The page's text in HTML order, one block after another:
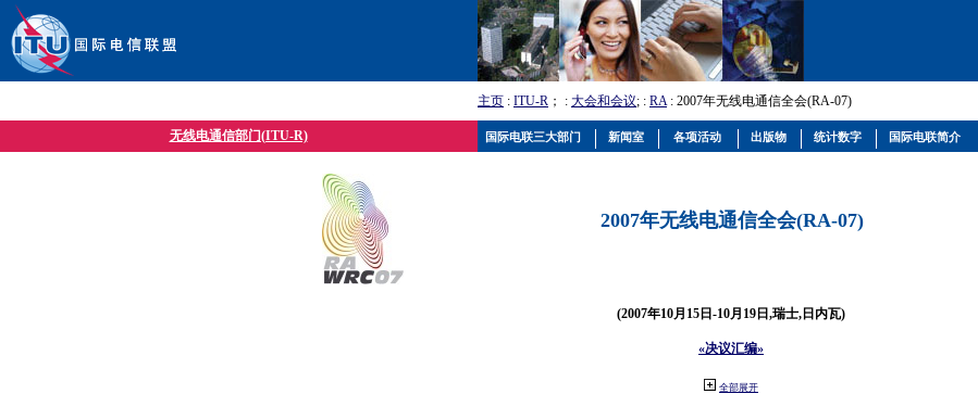
主页 : ITU-R ； : 大会和会议; : RA: 2007年无线电通信全会(RA-07)
无线电通信部门(ITU-R)
2007年无线电通信全会(RA-07)
(2007年10月15日-10月19日,瑞士,日内瓦)
«决议汇编»
全部展开
国际电联三大部门 新闻室 各项活动 出版物 统计数字 国际电联简介